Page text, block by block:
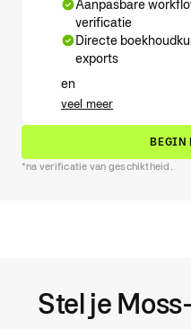
Aanpasbare
verificatie
Directe
exports
en
veel meer
BEGIN
*na verificatie van geschiktheid.
Stel je